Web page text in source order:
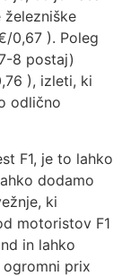
0,67 ). Poleg
8 postaj)
), izleti, ki
odlično
F1, je to lahko
dodamo
ki
motoristov F1
in lahko
prix